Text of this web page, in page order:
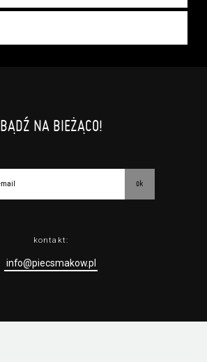
BĄDŹ NA BIEŻĄCO!
ok
kontakt:
info@piecsmakow.pl